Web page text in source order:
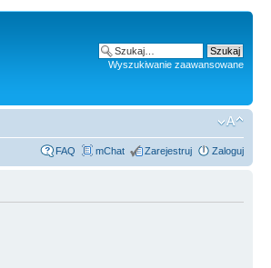
Wyszukiwanie zaawansowane
FAQ mChat Zarejestruj Zaloguj